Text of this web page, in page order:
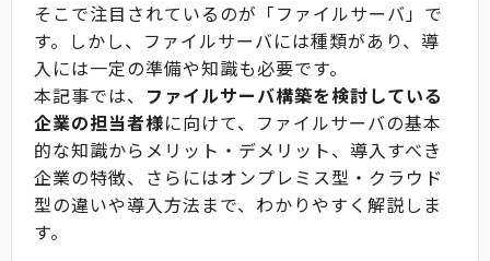
そこで注目されているのが「ファイルサーバ」で
す。しかし、ファイルサーバには種類があり、導
入には一定の準備や知識も必要です。
本記事では、 ファイルサーバ構築を検討している
企業の担当者様に向けて、ファイルサーバの基本
的な知識からメリット・デメリット、導入すべき
企業の特徴、さらにはオンプレミス型・クラウド
型の違いや導入方法まで、わかりやすく解説しま
す。